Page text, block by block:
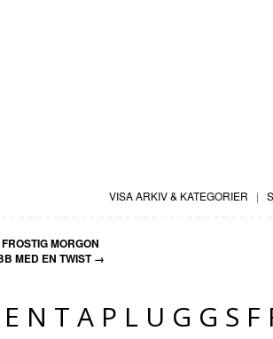
VISA ARKIV & KATEGORIER |
MORGON
MED EN TWIST→